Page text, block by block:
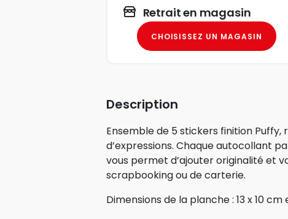
Retrait en magasin
CHOISISSEZ UN MAGASIN
Description
Ensemble de 5 stickers finition
d’expressions. Chaque autocollant
vous permet d’ajouter originalité et
scrapbooking ou de carterie.
Dimensions de la planche : 13 x 10 cm